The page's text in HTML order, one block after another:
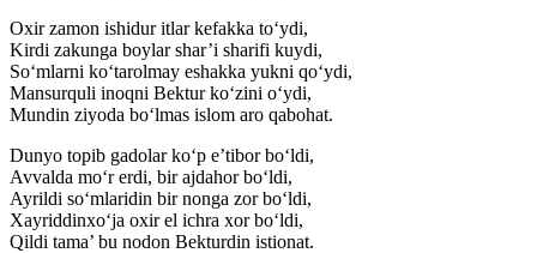
Oxir zamon ishidur itlar kefakka to‘ydi,
Kirdi zakunga boylar shar’i sharifi kuydi,
So‘mlarni ko‘tarolmay eshakka yukni qo‘ydi,
Mansurquli inoqni Bektur ko‘zini o‘ydi,
Mundin ziyoda bo‘lmas islom aro qabohat.
Dunyo topib gadolar ko‘p e’tibor bo‘ldi,
Avvalda mo‘r erdi, bir ajdahor bo‘ldi,
Ayrildi so‘mlaridin bir nonga zor bo‘ldi,
Xayriddinxo‘ja oxir el ichra xor bo‘ldi,
Qildi tama’ bu nodon Bekturdin istionat.